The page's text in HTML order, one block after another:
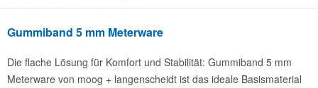
Gummiband 5 mm Meterware
Die flache Lösung für Komfort und Stabilität: Gummiband 5 mm
Meterware von moog + langenscheidt ist das ideale Basismaterial